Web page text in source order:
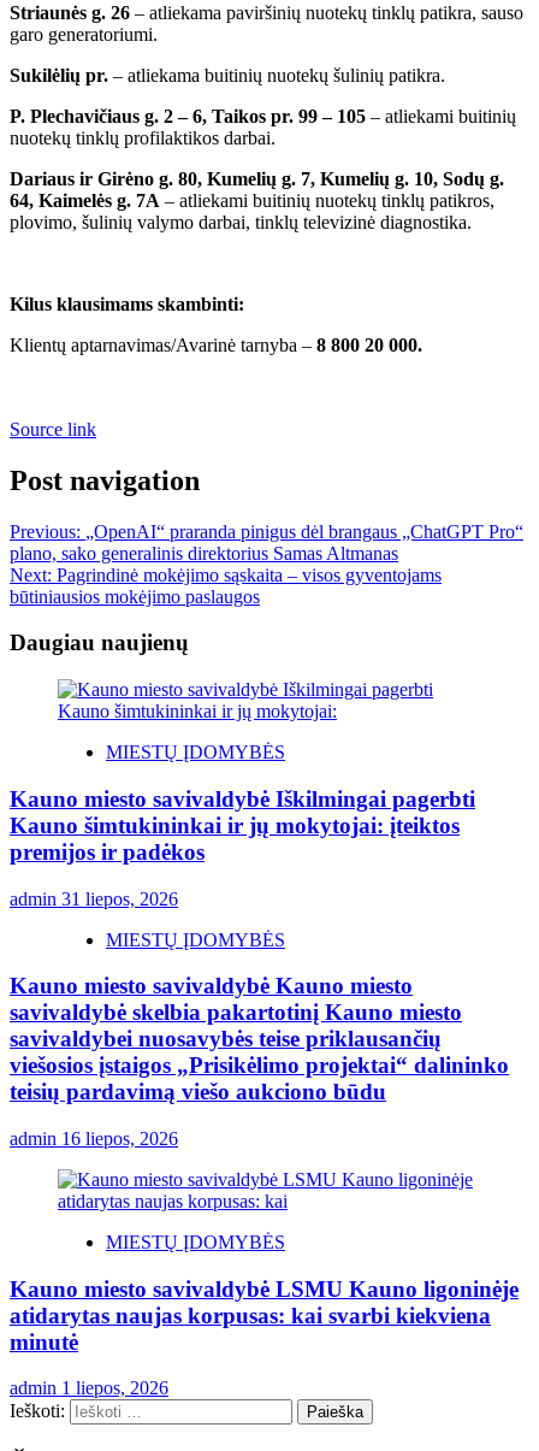
Striaunės g. 26 – atliekama paviršinių nuotekų tinklų patikra, sauso
garo generatoriumi.
Sukilėlių pr. – atliekama buitinių nuotekų šulinių patikra.
P. Plechavičiaus g. 2 – 6, Taikos pr. 99 – 105 – atliekami buitinių
nuotekų tinklų profilaktikos darbai.
Dariaus ir Girėno g. 80, Kumelių g. 7, Kumelių g. 10, Sodų g.
64, Kaimelės g. 7A – atliekami buitinių nuotekų tinklų patikros,
plovimo, šulinių valymo darbai, tinklų televizinė diagnostika.
Kilus klausimams skambinti:
Klientų aptarnavimas/Avarinė tarnyba – 8 800 20 000.
Source link
Post navigation
Previous: „OpenAI“ praranda pinigus dėl brangaus „ChatGPT Pro“
plano, sako generalinis direktorius Samas Altmanas
Next: Pagrindinė mokėjimo sąskaita – visos gyventojams
būtiniausios mokėjimo paslaugos
Daugiau naujienų
MIESTŲ ĮDOMYBĖS
Kauno miesto savivaldybė Iškilmingai pagerbti
Kauno šimtukininkai ir jų mokytojai: įteiktos
premijos ir padėkos
admin 31 liepos, 2026
MIESTŲ ĮDOMYBĖS
Kauno miesto savivaldybė Kauno miesto
savivaldybė skelbia pakartotinį Kauno miesto
savivaldybei nuosavybės teise priklausančių
viešosios įstaigos „Prisikėlimo projektai“ dalininko
teisių pardavimą viešo aukciono būdu
admin 16 liepos, 2026
MIESTŲ ĮDOMYBĖS
Kauno miesto savivaldybė LSMU Kauno ligoninėje
atidarytas naujas korpusas: kai svarbi kiekviena
minutė
admin 1 liepos, 2026
Ieškoti: